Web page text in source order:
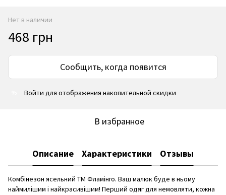
Нет в наличии
468 грн
Сообщить, когда появится
Войти для отображения накопительной скидки
В избранное
Описание Характеристики Отзывы
Комбінезон ясельний ТМ Фламінго. Ваш малюк буде в ньому
наймилішим і найкрасивішим! Перший одяг для немовляти, кожна